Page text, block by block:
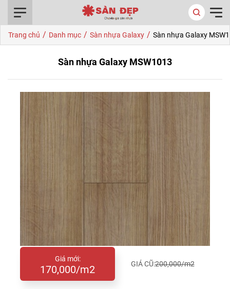
Trang chủ / Danh mục / Sàn nhựa Galaxy / Sàn nhựa Galaxy
Sàn nhựa Galaxy MSW1013
Giá mới:
170,000/m2 GIÁ CŨ:200,000/m2